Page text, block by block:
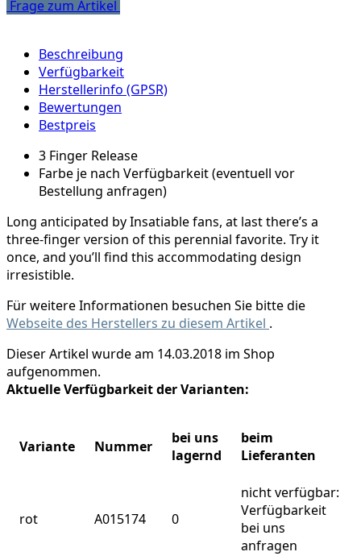
Frage zum Artikel
Beschreibung
Verfügbarkeit
Herstellerinfo (GPSR)
Bewertungen
Bestpreis
3 Finger Release
Farbe je nach Verfügbarkeit (eventuell vor
Bestellung anfragen)
Long anticipated by Insatiable fans, at last there’s a
three-finger version of this perennial favorite. Try it
once, and you’ll find this accommodating design
irresistible.
Für weitere Informationen besuchen Sie bitte die
Webseite des Herstellers zu diesem Artikel .
Dieser Artikel wurde am 14.03.2018 im Shop
aufgenommen.
Aktuelle Verfügbarkeit der Varianten:
Variante Nummer
bei uns
lagernd
beim
Lieferanten
rot A015174 0
nicht verfügbar:
Verfügbarkeit
bei uns
anfragen